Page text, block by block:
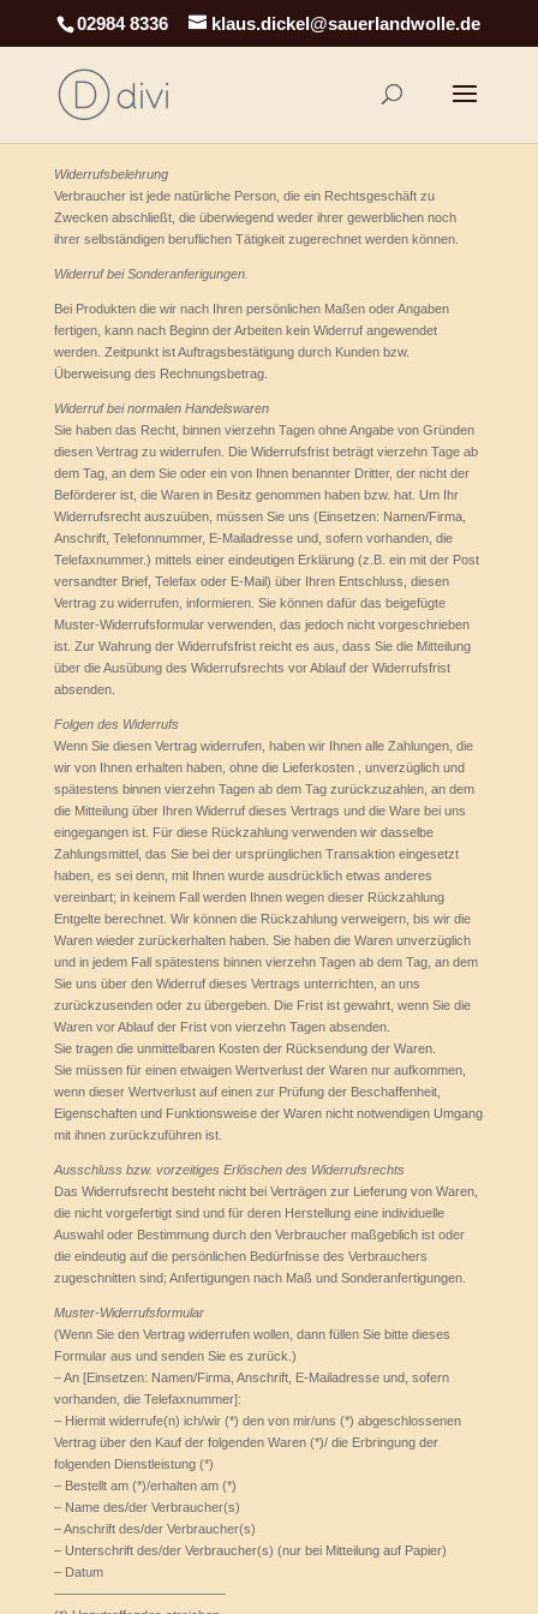
02984 8336 klaus.dickel@sauerlandwolle.de
Widerrufsbelehrung
Verbraucher ist jede natürliche Person, die ein Rechtsgeschäft zu
Zwecken abschließt, die überwiegend weder ihrer gewerblichen noch
ihrer selbständigen beruflichen Tätigkeit zugerechnet werden können.
Widerruf bei Sonderanferigungen.
Bei Produkten die wir nach Ihren persönlichen Maßen oder Angaben
fertigen, kann nach Beginn der Arbeiten kein Widerruf angewendet
werden. Zeitpunkt ist Auftragsbestätigung durch Kunden bzw.
Überweisung des Rechnungsbetrag.
Widerruf bei normalen Handelswaren
Sie haben das Recht, binnen vierzehn Tagen ohne Angabe von Gründen
diesen Vertrag zu widerrufen. Die Widerrufsfrist beträgt vierzehn Tage ab
dem Tag, an dem Sie oder ein von Ihnen benannter Dritter, der nicht der
Beförderer ist, die Waren in Besitz genommen haben bzw. hat. Um Ihr
Widerrufsrecht auszuüben, müssen Sie uns (Einsetzen: Namen/Firma,
Anschrift, Telefonnummer, E-Mailadresse und, sofern vorhanden, die
Telefaxnummer.) mittels einer eindeutigen Erklärung (z.B. ein mit der Post
versandter Brief, Telefax oder E-Mail) über Ihren Entschluss, diesen
Vertrag zu widerrufen, informieren. Sie können dafür das beigefügte
Muster-Widerrufsformular verwenden, das jedoch nicht vorgeschrieben
ist. Zur Wahrung der Widerrufsfrist reicht es aus, dass Sie die Mitteilung
über die Ausübung des Widerrufsrechts vor Ablauf der Widerrufsfrist
absenden.
Folgen des Widerrufs
Wenn Sie diesen Vertrag widerrufen, haben wir Ihnen alle Zahlungen, die
wir von Ihnen erhalten haben, ohne die Lieferkosten , unverzüglich und
spätestens binnen vierzehn Tagen ab dem Tag zurückzuzahlen, an dem
die Mitteilung über Ihren Widerruf dieses Vertrags und die Ware bei uns
eingegangen ist. Für diese Rückzahlung verwenden wir dasselbe
Zahlungsmittel, das Sie bei der ursprünglichen Transaktion eingesetzt
haben, es sei denn, mit Ihnen wurde ausdrücklich etwas anderes
vereinbart; in keinem Fall werden Ihnen wegen dieser Rückzahlung
Entgelte berechnet. Wir können die Rückzahlung verweigern, bis wir die
Waren wieder zurückerhalten haben. Sie haben die Waren unverzüglich
und in jedem Fall spätestens binnen vierzehn Tagen ab dem Tag, an dem
Sie uns über den Widerruf dieses Vertrags unterrichten, an uns
zurückzusenden oder zu übergeben. Die Frist ist gewahrt, wenn Sie die
Waren vor Ablauf der Frist von vierzehn Tagen absenden.
Sie tragen die unmittelbaren Kosten der Rücksendung der Waren.
Sie müssen für einen etwaigen Wertverlust der Waren nur aufkommen,
wenn dieser Wertverlust auf einen zur Prüfung der Beschaffenheit,
Eigenschaften und Funktionsweise der Waren nicht notwendigen Umgang
mit ihnen zurückzuführen ist.
Ausschluss bzw. vorzeitiges Erlöschen des Widerrufsrechts
Das Widerrufsrecht besteht nicht bei Verträgen zur Lieferung von Waren,
die nicht vorgefertigt sind und für deren Herstellung eine individuelle
Auswahl oder Bestimmung durch den Verbraucher maßgeblich ist oder
die eindeutig auf die persönlichen Bedürfnisse des Verbrauchers
zugeschnitten sind; Anfertigungen nach Maß und Sonderanfertigungen.
Muster-Widerrufsformular
(Wenn Sie den Vertrag widerrufen wollen, dann füllen Sie bitte dieses
Formular aus und senden Sie es zurück.)
– An [Einsetzen: Namen/Firma, Anschrift, E-Mailadresse und, sofern
vorhanden, die Telefaxnummer]:
– Hiermit widerrufe(n) ich/wir (*) den von mir/uns (*) abgeschlossenen
Vertrag über den Kauf der folgenden Waren (*)/ die Erbringung der
folgenden Dienstleistung (*)
– Bestellt am (*)/erhalten am (*)
– Name des/der Verbraucher(s)
– Anschrift des/der Verbraucher(s)
– Unterschrift des/der Verbraucher(s) (nur bei Mitteilung auf Papier)
– Datum
—————————————